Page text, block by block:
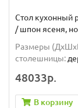
Стол кухонный
/ шпон ясеня,
Размеры
столешницы:
48033р.
В корзину